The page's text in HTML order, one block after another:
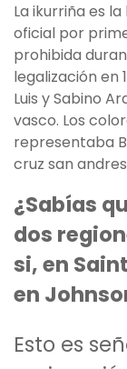
La ikurriña es
oficial por
prohibida
legalización en
Luis y Sabino
vasco. Los
representaba
cruz san
¿Sabías
dos
si, en
en
Esto es